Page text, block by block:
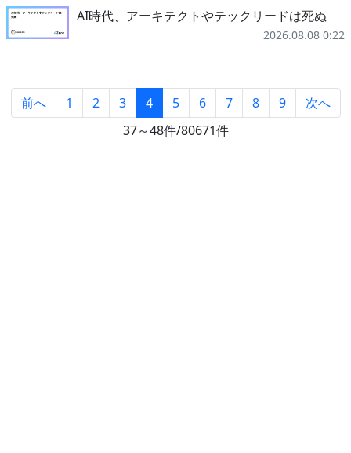
AI時代、アーキテクトやテックリードは死ぬ
2026.08.08 0:22
前へ 1 2 3 4 5 6 7 8 9
次へ
37～48件/80671件